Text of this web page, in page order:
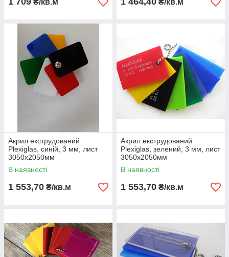
₴/кв.м ₴/кв.м
Акрил екструдований
Plexiglas, синій, 3 мм, лист
3050х2050мм
В наявності
1 553,70 ₴/кв.м
Акрил екструдований
Plexiglas, зелений, 3 мм, лист
3050х2050мм
В наявності
1 553,70 ₴/кв.м